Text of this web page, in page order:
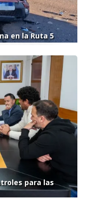
en la Ruta 5
para las